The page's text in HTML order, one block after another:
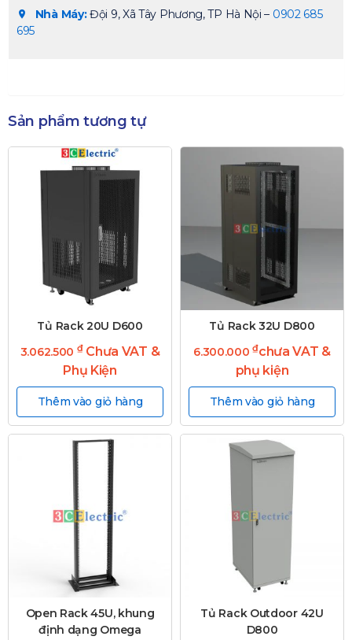
Nhà Máy:Đội 9, Xã Tây Phương, TP Hà Nội – 0902 685
695
Sản phẩm tương tự
Tủ Rack 20U D600
3.062.500 ₫Chưa VAT &
Phụ Kiện
Thêm vào giỏ hàng
Tủ Rack 32U D800
6.300.000₫chưa VAT &
phụ kiện
Thêm vào giỏ hàng
Open Rack 45U, khung
định dạng Omega
Tủ Rack Outdoor 42U
D800